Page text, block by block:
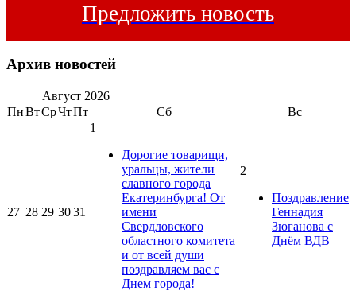
Предложить новость
Архив новостей
Август 2026
ПнВтСрЧтПт Сб Вс
27 28 29 3031
1
Дорогие товарищи,
уральцы, жители
славного города
Екатеринбурга! От
имени
Свердловского
областного комитета
и от всей души
поздравляем вас с
Днем города!
2
Поздравление
Геннадия
Зюганова с
Днём ВДВ